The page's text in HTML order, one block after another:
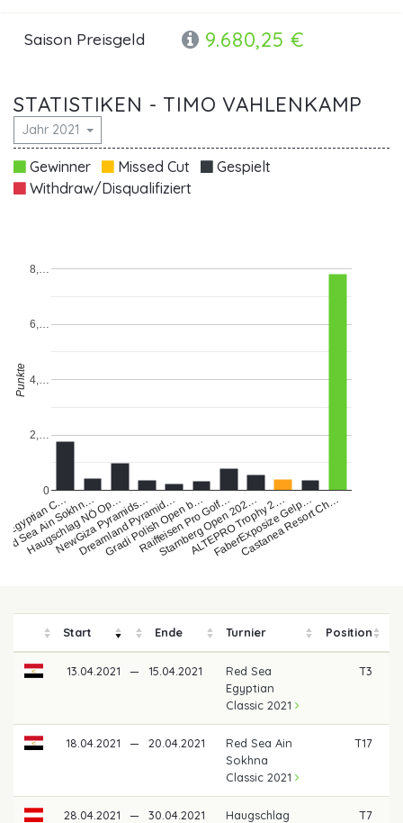
Saison Preisgeld 9.680,25 €
STATISTIKEN - TIMO VAHLENKAMP
Jahr 2021
Gewinner Missed Cut
Gespielt
Withdraw/Disqualifiziert
C…
Sea Ain Sokhn…
Haugschlag NÖ Op…
NewGiza Pyramids…
Dreamland Pyramid…
Gradi Polish Open b…
Raiffeisen Pro Golf…
Starnberg Open 202…
ALTEPRO Trophy 2…
FaberExposize Gelp…
Castanea Resort Ch…
0
2,…
4,…
6,…
8,…
Punkte
Start Ende Turnier Position
13.04.2021 — 15.04.2021
Red Sea
Egyptian
Classic 2021
T3
18.04.2021 — 20.04.2021
Red Sea Ain
Sokhna
Classic 2021
T17
28.04.2021 — 30.04.2021
Haugschlag
T7